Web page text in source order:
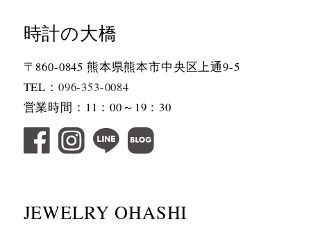
時計の大橋
〒860-0845 熊本県熊本市中央区上通9-5
TEL： 096-353-0084
営業時間：11：00～19：30
JEWELRY OHASHI